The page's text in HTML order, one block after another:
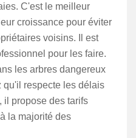
C'est le meilleur
croissance pour éviter
voisins. Il est
pour les faire.
les arbres dangereux
qu'il respecte les délais
il propose des tarifs
la majorité des